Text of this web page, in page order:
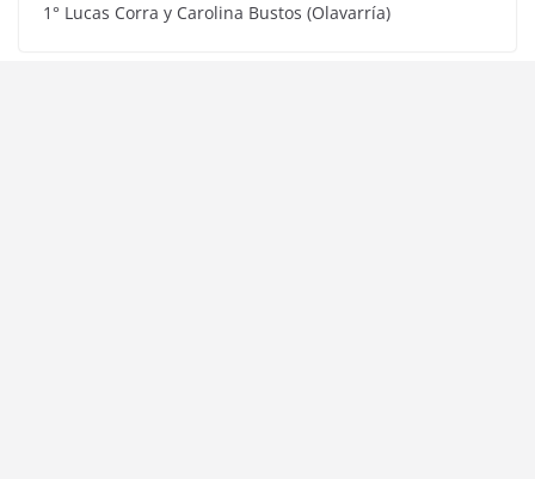
1° Lucas Corra y Carolina Bustos (Olavarría)